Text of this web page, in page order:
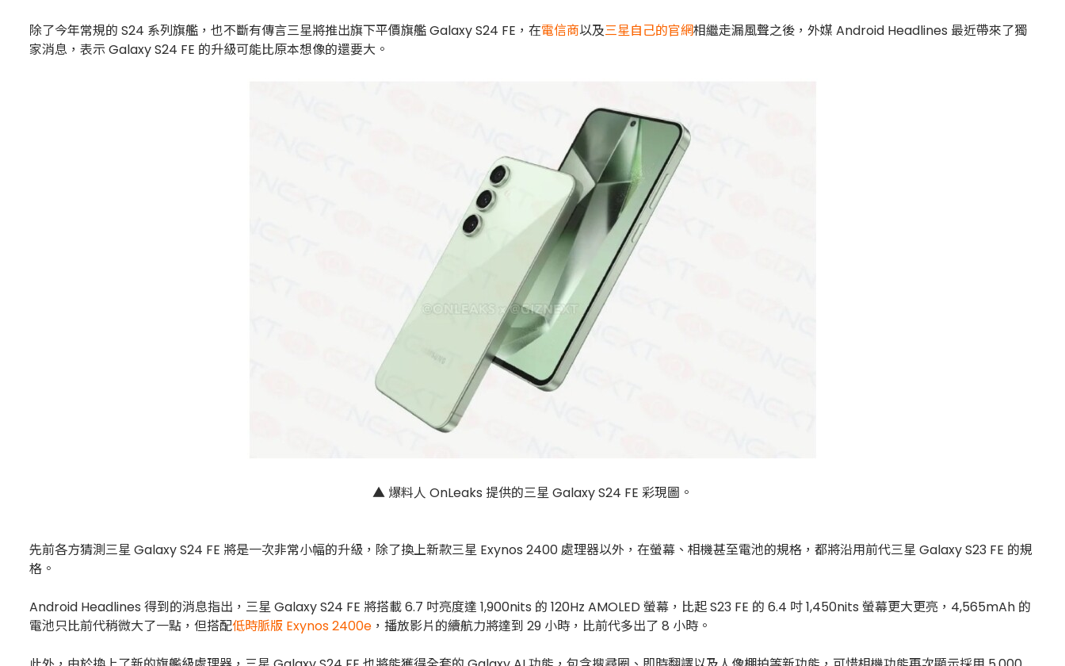
除了今年常規的 S24 系列旗艦，也不斷有傳言三星將推出旗下平價旗艦 Galaxy S24 FE，在電信商以及三星自己的官網相繼走漏風聲之後，外媒 Android Headlines 最近帶來了獨
家消息，表示 Galaxy S24 FE 的升級可能比原本想像的還要大。
▲ 爆料人 OnLeaks 提供的三星 Galaxy S24 FE 彩現圖。
先前各方猜測三星 Galaxy S24 FE 將是一次非常小幅的升級，除了換上新款三星 Exynos 2400 處理器以外，在螢幕、相機甚至電池的規格，都將沿用前代三星 Galaxy S23 FE 的規
格。
Android Headlines 得到的消息指出，三星 Galaxy S24 FE 將搭載 6.7 吋亮度達 1,900nits 的 120Hz AMOLED 螢幕，比起 S23 FE 的 6.4 吋 1,450nits 螢幕更大更亮，4,565mAh 的
電池只比前代稍微大了一點，但搭配低時脈版 Exynos 2400e ，播放影片的續航力將達到 29 小時，比前代多出了 8 小時。